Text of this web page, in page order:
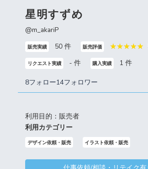
星明すずめ
@m_akariP
販売実績 50 件 販売評価
リクエスト実績 - 件 購入実績 1 件
8フォロー14フォロワー
利用目的：販売者
利用カテゴリー
デザイン依頼・販売 イラスト依頼・販売